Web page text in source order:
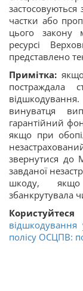
застосовуються
частки або
цього закону
ресурсі
представлено
Примітка:
винуватця
гарантійний
якщо при
звернутися до
завданої
шкоду, якщо
збанкрутувала
полісу ОСЦПВ: